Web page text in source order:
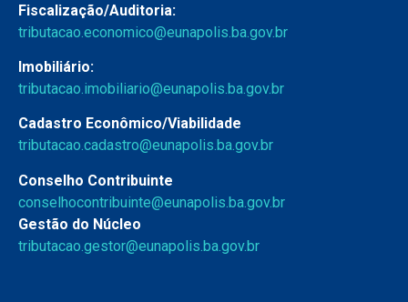
Fiscalização/Auditoria:
tributacao.economico@eunapolis.ba.gov.br
Imobiliário:
tributacao.imobiliario@eunapolis.ba.gov.br
Cadastro Econômico/Viabilidade
tributacao.cadastro@eunapolis.ba.gov.br
Conselho Contribuinte
conselhocontribuinte@eunapolis.ba.gov.br
Gestão do Núcleo
tributacao.gestor@eunapolis.ba.gov.br